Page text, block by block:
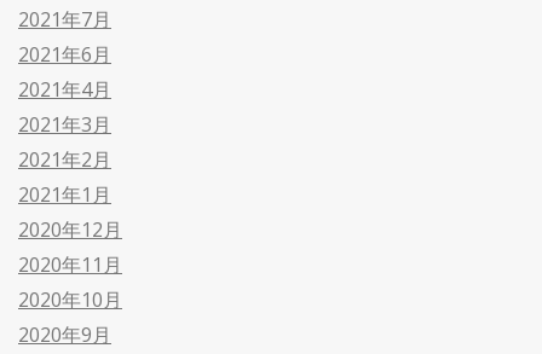
2021年7月
2021年6月
2021年4月
2021年3月
2021年2月
2021年1月
2020年12月
2020年11月
2020年10月
2020年9月